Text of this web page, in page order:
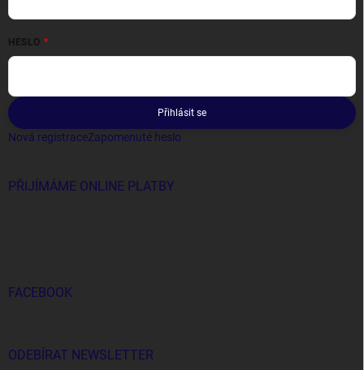
HESLO
Přihlásit se
Nová registraceZapomenuté heslo
PŘIJÍMÁME ONLINE PLATBY
FACEBOOK
ODEBÍRAT NEWSLETTER